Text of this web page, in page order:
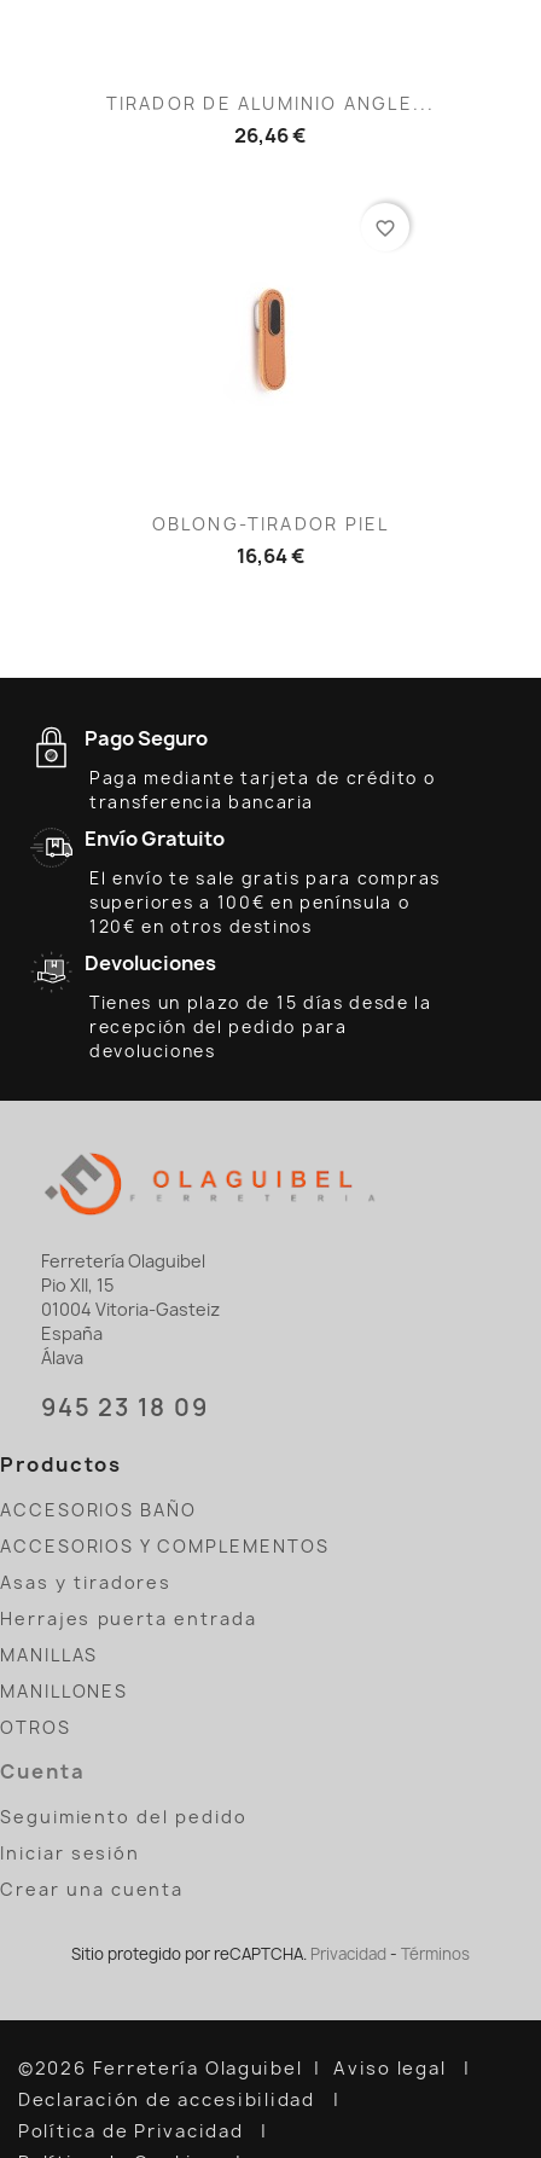
TIRADOR DE ALUMINIO ANGLE...
26,46 €
OBLONG-TIRADOR PIEL
16,64 €
favorite_border
Pago Seguro
Paga mediante tarjeta de crédito o
transferencia bancaria
Envío Gratuito
El envío te sale gratis para compras
superiores a 100€ en península o
120€ en otros destinos
Devoluciones
Tienes un plazo de 15 días desde la
recepción del pedido para
devoluciones
Ferretería Olaguibel
Pio XII, 15
01004 Vitoria-Gasteiz
España
Álava
945 23 18 09
Productos
ACCESORIOS BAÑO
ACCESORIOS Y COMPLEMENTOS
Asas y tiradores
Herrajes puerta entrada
MANILLAS
MANILLONES
OTROS
Cuenta
Seguimiento del pedido
Iniciar sesión
Crear una cuenta
Sitio protegido por reCAPTCHA. Privacidad - Términos
©2026 Ferretería Olaguibel
Aviso legal
Declaración de accesibilidad
Política de Privacidad